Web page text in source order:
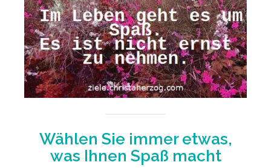
Wählen Sie immer etwas,
was Ihnen Spaß macht